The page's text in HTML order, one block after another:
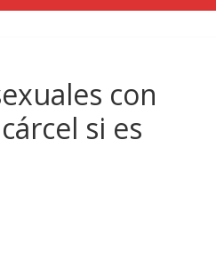
con
si es